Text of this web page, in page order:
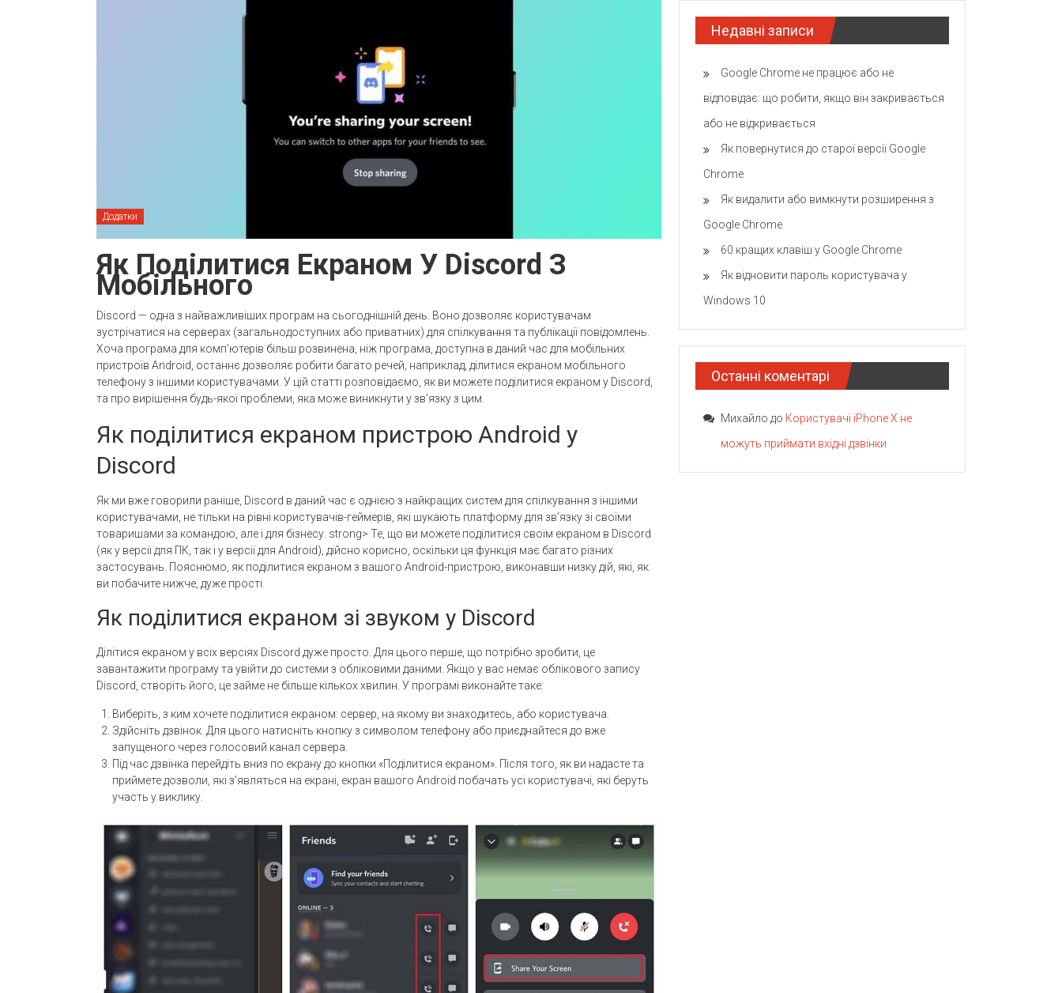
Додатки
Як Поділитися Екраном У Discord З
Мобільного
Discord — одна з найважливіших програм на сьогоднішній день. Воно дозволяє користувачам
зустрічатися на серверах (загальнодоступних або приватних) для спілкування та публікації повідомлень.
Хоча програма для комп’ютерів більш розвинена, ніж програма, доступна в даний час для мобільних
пристроїв Android, останнє дозволяє робити багато речей, наприклад, ділитися екраном мобільного
телефону з іншими користувачами. У цій статті розповідаємо, як ви можете поділитися екраном у Discord,
та про вирішення будь-якої проблеми, яка може виникнути у зв’язку з цим.
Як поділитися екраном пристрою Android у
Discord
Як ми вже говорили раніше, Discord в даний час є однією з найкращих систем для спілкування з іншими
користувачами, не тільки на рівні користувачів-геймерів, які шукають платформу для зв’язку зі своїми
товаришами за командою, але і для бізнесу. strong> Те, що ви можете поділитися своїм екраном в Discord
(як у версії для ПК, так і у версії для Android), дійсно корисно, оскільки ця функція має багато різних
застосувань. Пояснюмо, як поділитися екраном з вашого Android-пристрою, виконавши низку дій, які, як
ви побачите нижче, дуже прості.
Як поділитися екраном зі звуком у Discord
Ділітися екраном у всіх версіях Discord дуже просто. Для цього перше, що потрібно зробити, це
завантажити програму та увійти до системи з обліковими даними. Якщо у вас немає облікового запису
Discord, створіть його, це займе не більше кількох хвилин. У програмі виконайте таке:
Виберіть, з ким хочете поділитися екраном: сервер, на якому ви знаходитесь, або користувача.
Здійсніть дзвінок. Для цього натисніть кнопку з символом телефону або приєднайтеся до вже
запущеного через голосовий канал сервера.
Під час дзвінка перейдіть вниз по екрану до кнопки «Поділитися екраном». Після того, як ви надасте та
приймете дозволи, які з’являться на екрані, екран вашого Android побачать усі користувачі, які беруть
участь у виклику.
Недавні записи
Google Chrome не працює або не
відповідає: що робити, якщо він закривається
або не відкривається
Як повернутися до старої версії Google
Chrome
Як видалити або вимкнути розширення з
Google Chrome
60 кращих клавіш у Google Chrome
Як відновити пароль користувача у
Windows 10
Останні коментарі
Михайло до Користувачі iPhone X не
можуть приймати вхідні дзвінки